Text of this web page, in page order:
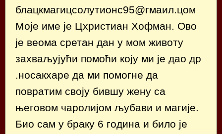
блацкмагицсолутионс95@гмаил.цом
Моје име је Цхристиан Хофман. Ово
је веома сретан дан у мом животу
захваљујући помоћи коју ми је дао др
.носакхаре да ми помогне да
повратим своју бившу жену са
његовом чаролијом љубави и магије.
Био сам у браку 6 година и било је